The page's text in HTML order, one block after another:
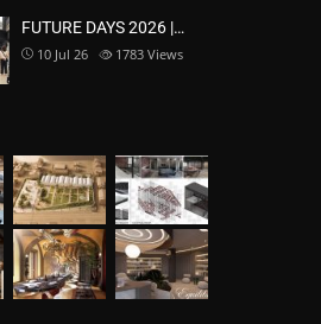
FUTURE DAYS 2026 |…
10 Jul 26 1783 Views